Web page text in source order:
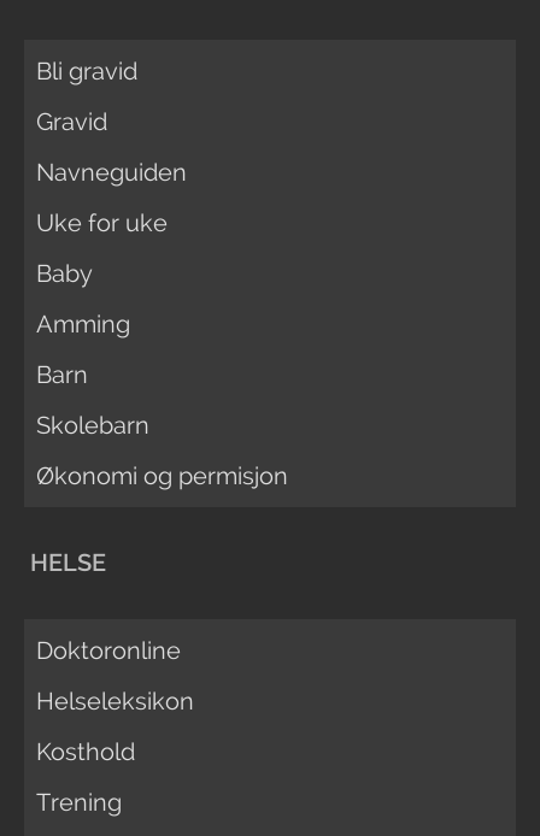
Bli gravid
Gravid
Navneguiden
Uke for uke
Baby
Amming
Barn
Skolebarn
Økonomi og permisjon
HELSE
Doktoronline
Helseleksikon
Kosthold
Trening